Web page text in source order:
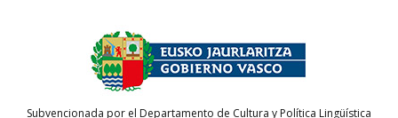
Subvencionada por el Departamento de Cultura y Política Lingüística